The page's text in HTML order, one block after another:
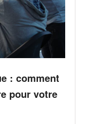
: comment
pour votre